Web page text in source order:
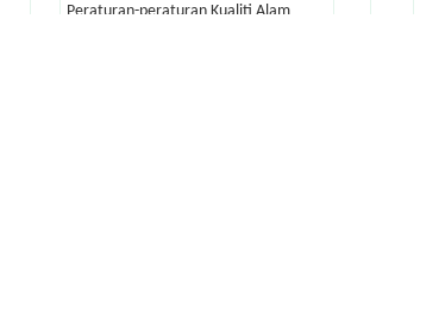
Peraturan-peraturan Kualiti Alam